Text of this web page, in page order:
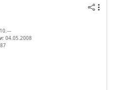
04.05.2008